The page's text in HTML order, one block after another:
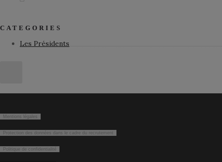
CATEGORIES
Les Présidents
Mentions légales
Protection des données dans le cadre du recrutement
Politique de confidentialité